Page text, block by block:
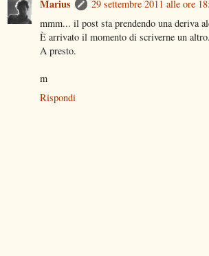
Marius
29 settembre 2011 alle ore
mmm... il post sta prendendo una deriva
È arrivato il momento di scriverne un altro.
A presto.
m
Rispondi